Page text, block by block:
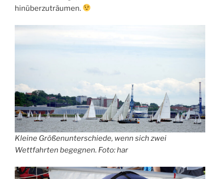
hinüberzuträumen.
Kleine Größenunterschiede, wenn sich zwei
Wettfahrten begegnen. Foto: har